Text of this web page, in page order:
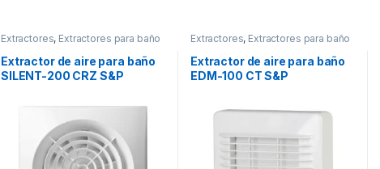
Extractores, Extractores para baño
Extractor de aire para baño
SILENT-200 CRZ S&P
Extractores, Extractores para baño
Extractor de aire para baño
EDM-100 CT S&P